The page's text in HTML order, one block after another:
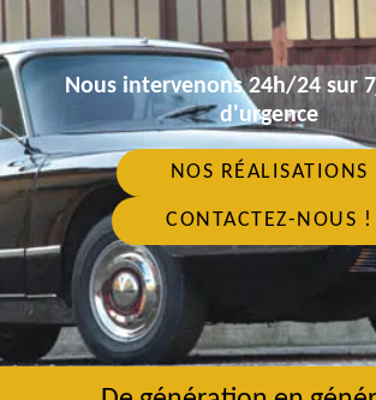
Nous intervenons 24h/24 sur
d'urgence
NOS RÉALISATIONS
CONTACTEZ-NOUS !